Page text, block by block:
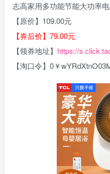
志高家用多功能节能大功率
【原价】109.00元
【券后价】79.00元
【领券地址】 https://
【淘口令】0￥